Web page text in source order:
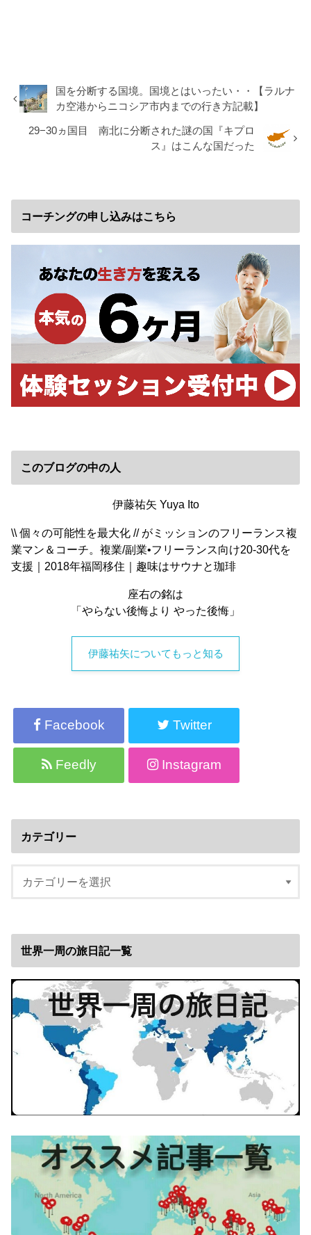
国を分断する国境。国境とはいったい・・【ラルナ
カ空港からニコシア市内までの行き方記載】
29−30ヵ国目 南北に分断された謎の国『キプロ
ス』はこんな国だった
コーチングの申し込みはこちら
このブログの中の人
伊藤祐矢 Yuya Ito
\\ 個々の可能性を最大化 // がミッションのフリーランス複
業マン＆コーチ。複業/副業•フリーランス向け20-30代を
支援｜2018年福岡移住｜趣味はサウナと珈琲
座右の銘は
「やらない後悔より やった後悔」
伊藤祐矢についてもっと知る
Facebook Twitter
Feedly Instagram
カテゴリー
世界一周の旅日記一覧